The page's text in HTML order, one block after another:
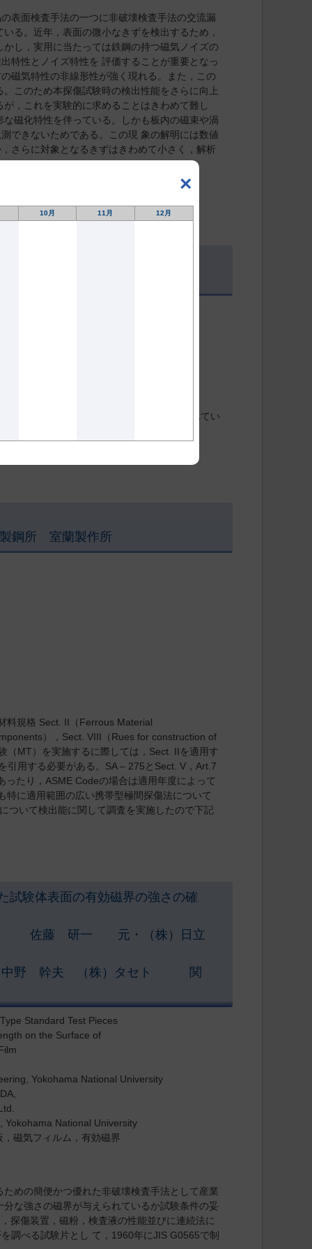
×
10月 11月 12月
表面検査手法の一つに非破壊検査手法の交流漏
る。近年，表面の微小なきずを検出するため，
し，実用に当たっては鉄鋼の持つ磁気ノイズの
特性とノイズ特性を 評価することが重要となっ
磁気特性の非線形性が強く現れる。また，この
このため本探傷試験時の検出性能をさらに向上
，これを実験的に求めることはきわめて難し
磁化特性を伴っている。しかも板内の磁束や渦
できないためである。この現 象の解明には数値
さらに対象となるきずはきわめて小さく，解析
る。
められている。ISO規格ではJISに規定されてい
所 室蘭製作所
料規格 Sect. II（Ferrous Material
），Sect. VIII（Rues for construction of
（MT）を実施するに際しては，Sect. IIを適用す
引用する必要がある。SA – 275とSect. V，Art.7
たり，ASME Codeの場合は適用年度によって
に適用範囲の広い携帯型極間探傷法について
ついて検出能に関して調査を実施したので下記
試験体表面の有効磁界の強さの確
藤 研一 元・（株）日立
野 幹夫 （株）タセト 関
Standard Test Pieces
on the Surface of
Yokohama National University
National University
磁気フィルム，有効磁界
めの簡便かつ優れた非破壊検査手法として産業
な強さの磁界が与えられているか試験条件の妥
探傷装置，磁粉，検査液の性能並びに連続法に
調べる試験片とし て，1960年にJIS G0565で制